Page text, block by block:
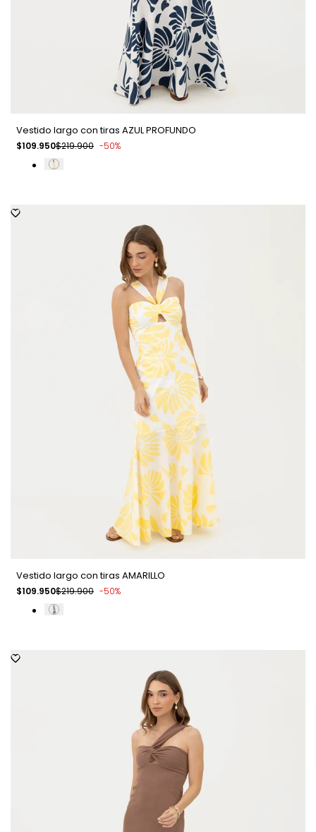
Vestido largo con tiras AZUL PROFUNDO
Precio
$219.900
Precio
venta
$109.950 -50%
Vestido largo con tiras AMARILLO
Precio
$219.900
Precio
venta
$109.950 -50%